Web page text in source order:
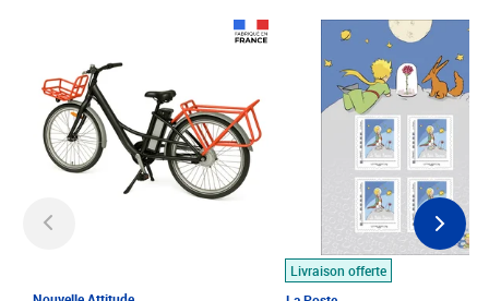
Livraison offerte
Prix 7,50€